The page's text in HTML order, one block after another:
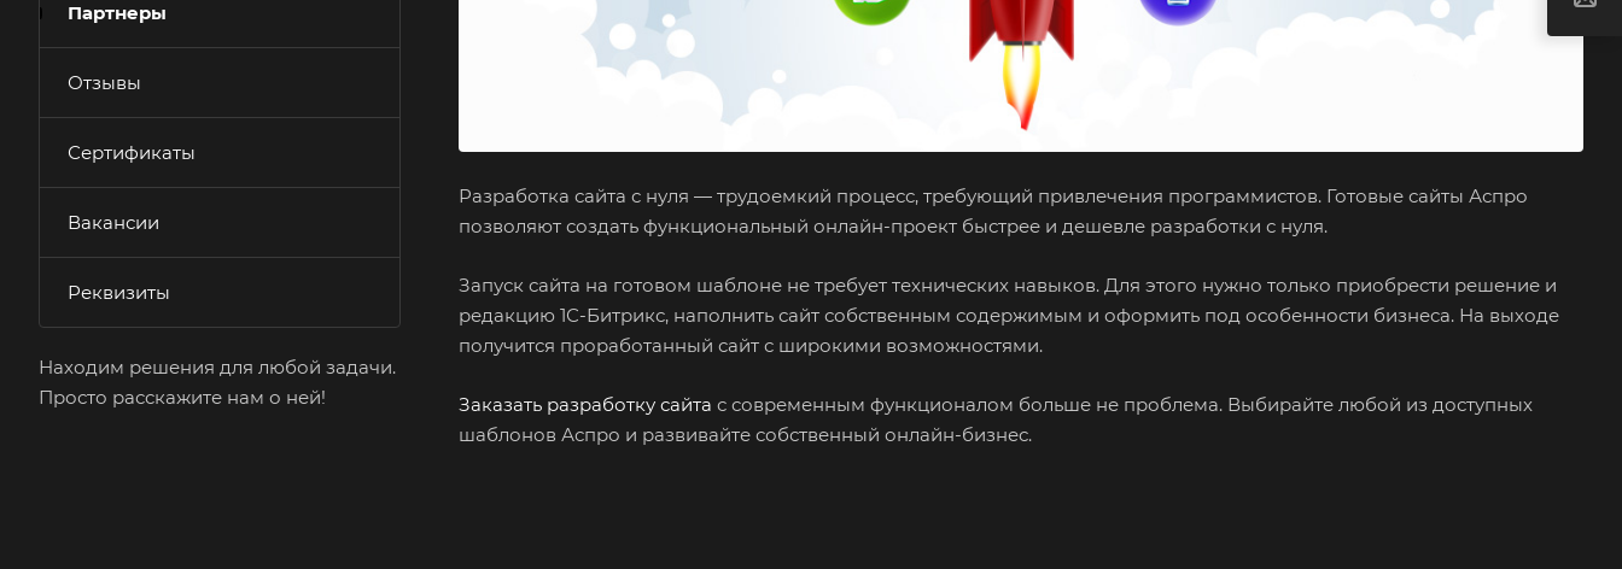
Разработка сайта с нуля — трудоемкий процесс, требующий привлечения программистов. Готовые сайты Аспро
позволяют создать функциональный онлайн-проект быстрее и дешевле разработки с нуля.
Запуск сайта на готовом шаблоне не требует технических навыков. Для этого нужно только приобрести решение и
редакцию 1С-Битрикс, наполнить сайт собственным содержимым и оформить под особенности бизнеса. На выходе
получится проработанный сайт с широкими возможностями.
Заказать разработку сайта с современным функционалом больше не проблема. Выбирайте любой из доступных
шаблонов Аспро и развивайте собственный онлайн-бизнес.
Партнеры
Отзывы
Сертификаты
Вакансии
Реквизиты
Находим решения для любой задачи.
Просто расскажите нам о ней!